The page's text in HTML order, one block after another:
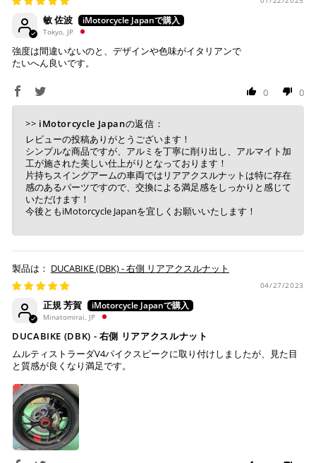
い方法をご選択頂き、クリックするだけで簡単に支払い
※ ご利用には事前にPayPay、Apple Payの利用登録が
コンビニ決済(事前決済)
上記コンビニでお支払い頂けます。
入金確認が取れ次第、商品を手配させて頂きます。
り、万が一過ぎてしまった場合は自動でご注文はキャン
セルとなります。
※ 税込300,000円以上のお買い物の際にはご利用頂けま
せん。
※ お支払いは現金のみとなります。
銀行振込(事前決済)
ご注文時に情報をお知らせ致しますので、指定の口座に
敏 佐波
Tokyo, JP
強度は間違いないのと、デザインや色味がイタリアンで
たいへん良いです。
0 0
>> iMotorcycle Japanの返信：
レビューの投稿ありがとうございます！
シンプルな商品ですが、アルミを丁寧に削り出し、アルマイト加
工が施された美しい仕上がりとなっております！
片持ちスイングアームの車両ではリアアクスルナットは特に存在
感のあるパーツですので、交換による満足感をしっかりと感じて
いただけます！
今後ともiMotorcycle Japanを宜しくお願いいたします！
DUCABIKE (DBK) - 右側 リアアクスルナット
04/27/2023
正規 芳賀
Minatomirai, JP
DUCABIKE (DBK) - 右側 リアアクスルナット
ムルティストラーダV4パイクスピークに取り付けしましたが、見た目
と質感が良くなり満足です。